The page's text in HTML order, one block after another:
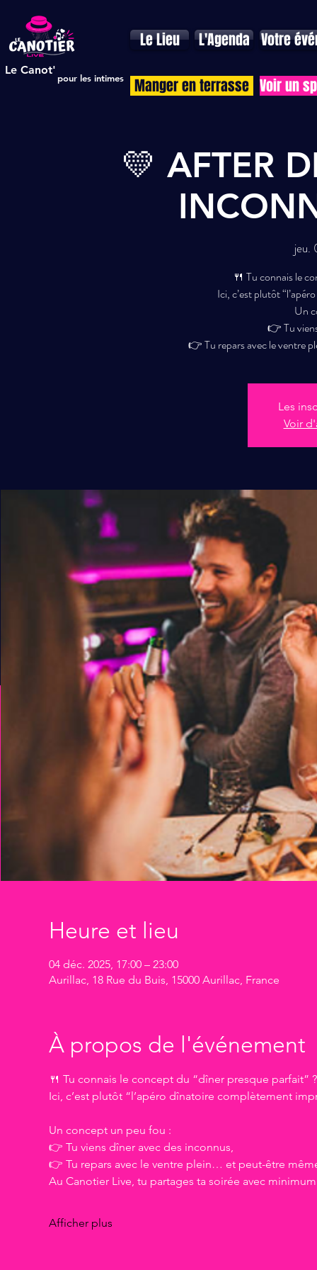
Le Canot'
pour les intimes
Le Lieu L'Agenda Votre
Manger en terrasse Voir un
💛 AFTER
jeu.
🍴 Tu connais le
Ici, c’est plutôt
Un
👉 Tu
👉 Tu repars avec le ventre
Les
Voir
Heure et lieu
04 déc. 2025, 17:00 – 23:00
Aurillac, 18 Rue du Buis, 15000 Aurillac, France
À propos de l'événement
🍴 Tu connais le concept du “dîner presque parfait” ?
Ici, c’est plutôt “l’apéro dînatoire complètement
Un concept un peu fou :
👉 Tu viens dîner avec des inconnus,
👉 Tu repars avec le ventre plein… et peut-être
Au Canotier Live, tu partages ta soirée avec
Afficher plus